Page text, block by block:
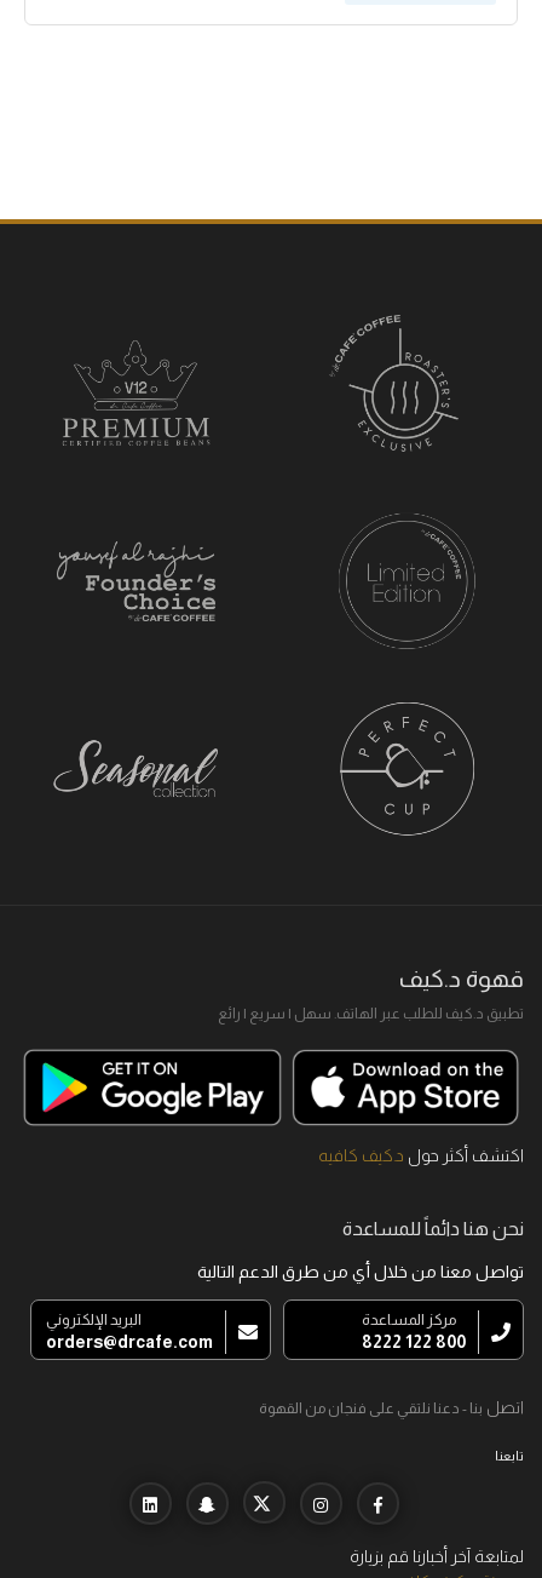
قهوة د.كيف
تطبيق د.كيف للطلب عبر الهاتف. سهل I سريع I رائع
اكتشف أكثر حول د.كيف كافيه
نحن هنا دائماً للمساعدة
تواصل معنا من خلال أي من طرق الدعم التالية
مركز المساعدة
800 122 8222
البريد الإلكتروني
orders@drcafe.com
اتصل بنا - دعنا نلتقي على فنجان من القهوة
تابعنا
لمتابعة آخر أخبارنا قم بزيارة